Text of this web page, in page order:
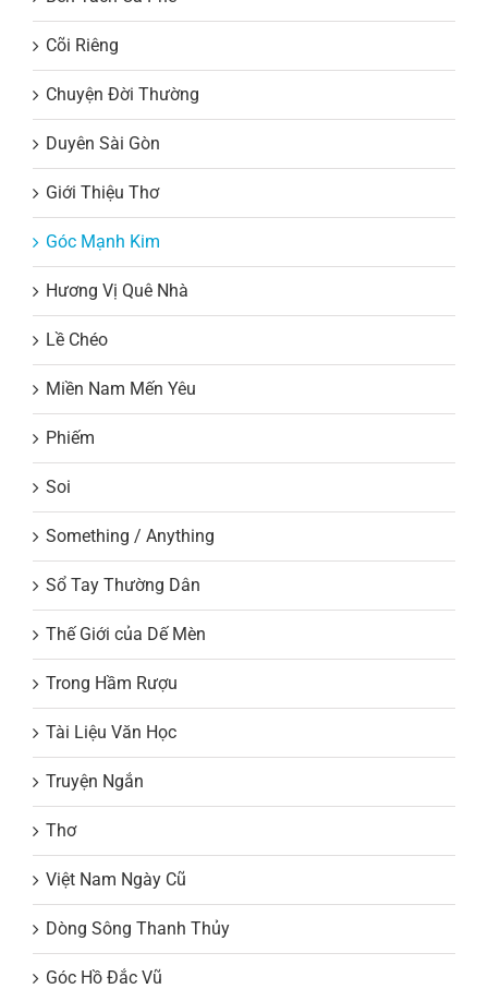
Cõi Riêng
Chuyện Đời Thường
Duyên Sài Gòn
Giới Thiệu Thơ
Góc Mạnh Kim
Hương Vị Quê Nhà
Lề Chéo
Miền Nam Mến Yêu
Phiếm
Soi
Something / Anything
Sổ Tay Thường Dân
Thế Giới của Dế Mèn
Trong Hầm Rượu
Tài Liệu Văn Học
Truyện Ngắn
Thơ
Việt Nam Ngày Cũ
Dòng Sông Thanh Thủy
Góc Hồ Đắc Vũ